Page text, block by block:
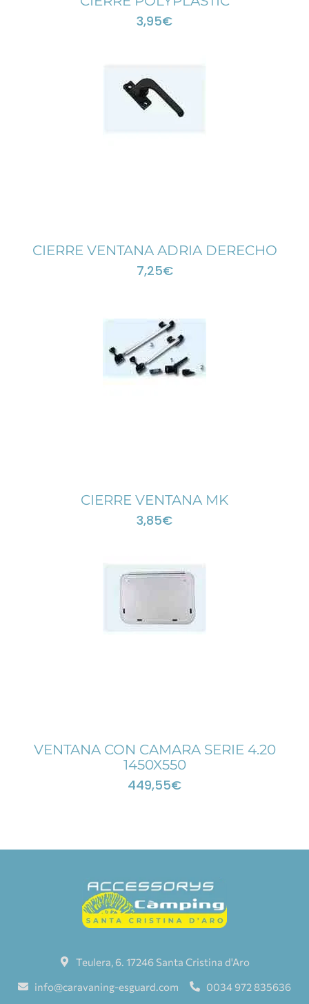
3,95€
CIERRE VENTANA ADRIA DERECHO
7,25€
CIERRE VENTANA MK
3,85€
VENTANA CON CAMARA SERIE 4.20
1450X550
449,55€
Teulera, 6. 17246 Santa Cristina d'Aro
info@caravaning-esguard.com
0034 972 835636